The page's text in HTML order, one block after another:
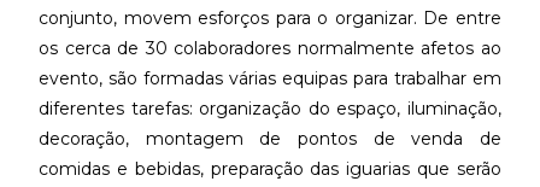
conjunto, movem esforços para o organizar. De entre
os cerca de 30 colaboradores normalmente afetos ao
evento, são formadas várias equipas para trabalhar em
diferentes tarefas: organização do espaço, iluminação,
decoração, montagem de pontos de venda de
comidas e bebidas, preparação das iguarias que serão